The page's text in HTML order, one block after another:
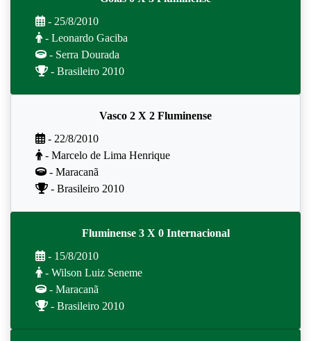
- 25/8/2010
- Leonardo Gaciba
- Serra Dourada
- Brasileiro 2010
Vasco 2 X 2 Fluminense
- 22/8/2010
- Marcelo de Lima Henrique
- Maracanã
- Brasileiro 2010
Fluminense 3 X 0 Internacional
- 15/8/2010
- Wilson Luiz Seneme
- Maracanã
- Brasileiro 2010